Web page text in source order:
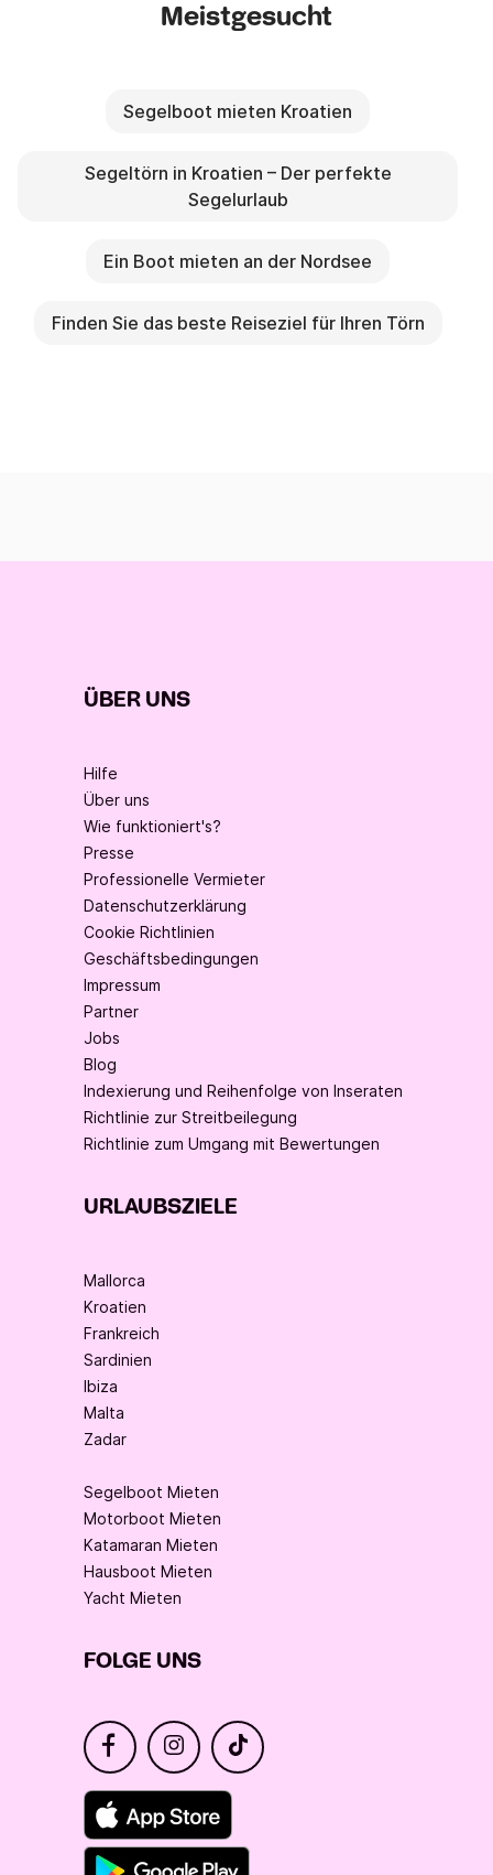
Meistgesucht
Segelboot mieten Kroatien
Segeltörn in Kroatien – Der perfekte
Segelurlaub
Ein Boot mieten an der Nordsee
Finden Sie das beste Reiseziel für Ihren Törn
ÜBER UNS
Hilfe
Über uns
Wie funktioniert's?
Presse
Professionelle Vermieter
Datenschutzerklärung
Cookie Richtlinien
Geschäftsbedingungen
Impressum
Partner
Jobs
Blog
Indexierung und Reihenfolge von Inseraten
Richtlinie zur Streitbeilegung
Richtlinie zum Umgang mit Bewertungen
URLAUBSZIELE
Mallorca
Kroatien
Frankreich
Sardinien
Ibiza
Malta
Zadar
Segelboot Mieten
Motorboot Mieten
Katamaran Mieten
Hausboot Mieten
Yacht Mieten
FOLGE UNS